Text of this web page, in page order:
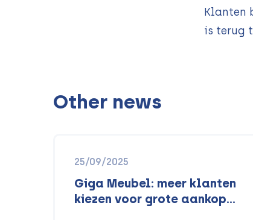
Klanten
is terug
Other news
25/09/2025
Giga Meubel: meer klanten
kiezen voor grote aankopen